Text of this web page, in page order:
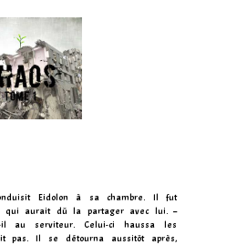
Eidolon à sa chambre. Il fut
qui aurait dû la partager avec lui. –
au serviteur. Celui-ci haussa les
pas. Il se détourna aussitôt après,